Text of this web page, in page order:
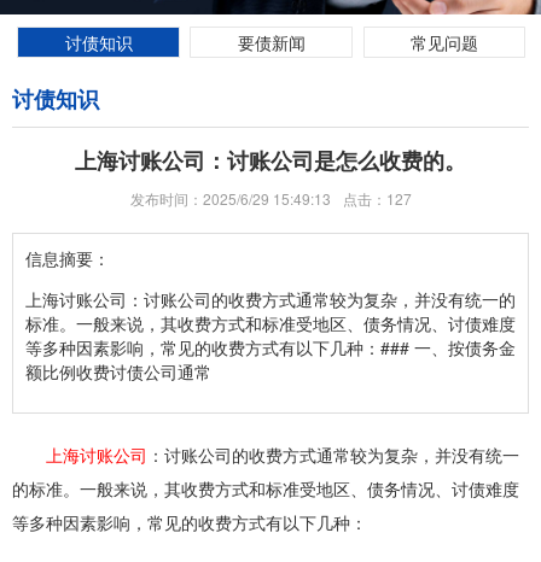
讨债知识 要债新闻 常见问题
讨债知识
上海讨账公司：讨账公司是怎么收费的。
发布时间：2025/6/29 15:49:13 点击： 127
信息摘要：
上海讨账公司：讨账公司的收费方式通常较为复杂，并没有统一的
标准。一般来说，其收费方式和标准受地区、债务情况、讨债难度
等多种因素影响，常见的收费方式有以下几种：### 一、按债务金
额比例收费讨债公司通常
上海讨账公司 ：讨账公司的收费方式通常较为复杂，并没有统一
的标准。一般来说，其收费方式和标准受地区、债务情况、讨债难度
等多种因素影响，常见的收费方式有以下几种：